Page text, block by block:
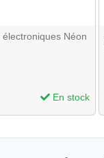
Néon
En stock